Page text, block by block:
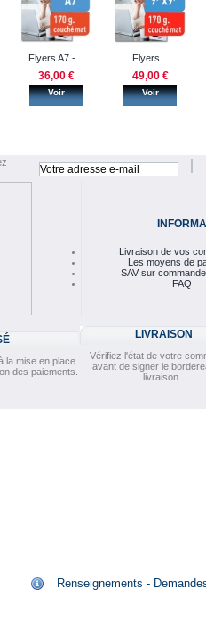
Flyers A7 -...
36,00 €
Voir
Flyers...
49,00 €
Voir
Livraison de vos
Les moyens de
SAV sur
FAQ
la mise en place
des paiements.
LIVRAISON
Vérifiez l'état de votre
avant de signer le
livraison
Renseignements -